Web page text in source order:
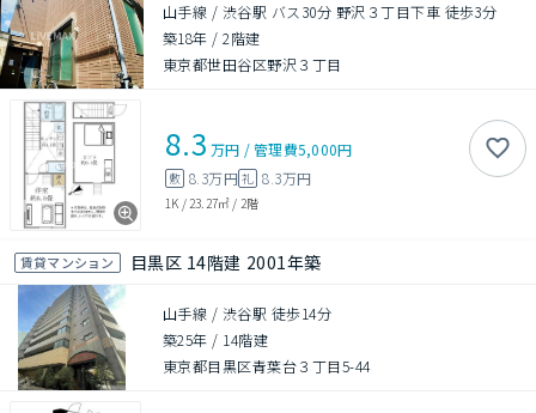
山手線 / 渋谷駅 バス30分 野沢３丁目下車 徒歩3分
築18年 /2階建
東京都世田谷区野沢３丁目
8.3 万円 /管理費5,000円
敷 8.3万円礼 8.3万円
1K / 23.27㎡ / 2階
賃貸マンション 目黒区 14階建 2001年築
山手線 / 渋谷駅 徒歩14分
築25年 / 14階建
東京都目黒区青葉台３丁目5-44